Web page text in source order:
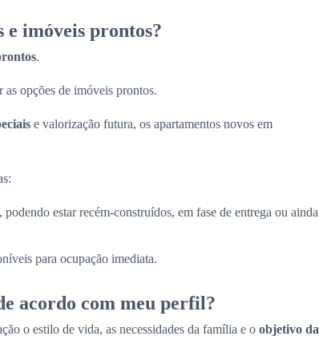
e imóveis prontos?
.
as opções de imóveis prontos.
e valorização futura, os apartamentos novos em
estar recém-construídos, em fase de entrega ou ainda
para ocupação imediata.
acordo com meu perfil?
o estilo de vida, as necessidades da família e o objetivo da